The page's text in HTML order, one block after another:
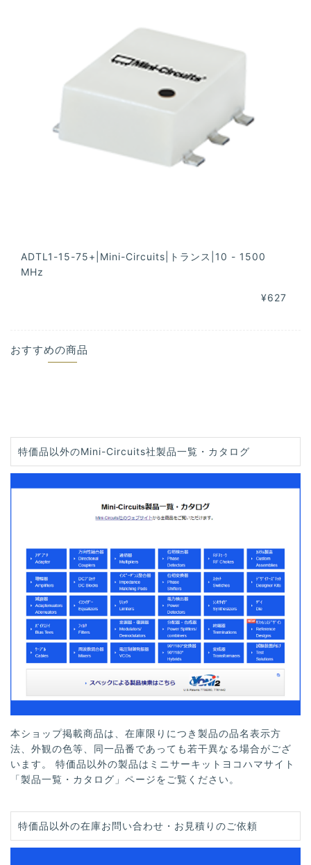
ADTL1-15-75+|Mini-Circuits|トランス|10 - 1500
MHz
¥627
おすすめの商品
特価品以外のMini-Circuits社製品一覧・カタログ
本ショップ掲載商品は、在庫限りにつき製品の品名表示方
法、外観の色等、同一品番であっても若干異なる場合がござ
います。 特価品以外の製品はミニサーキットヨコハマサイト
「製品一覧・カタログ」ページをご覧ください。
特価品以外の在庫お問い合わせ・お見積りのご依頼